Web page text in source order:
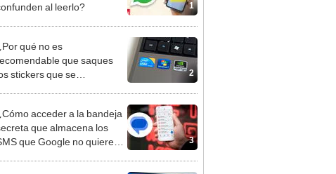
1
al leerlo?
2
qué no es
que saques
stickers que se
3
acceder a la bandeja
que almacena los
que Google no quiere